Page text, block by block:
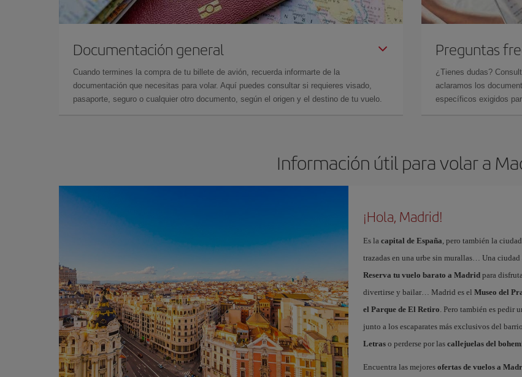
Documentación general
Cuando termines la compra de tu billete de avión, recuerda informarte de la
documentación que necesitas para volar. Aquí puedes consultar si requieres visado,
pasaporte, seguro o cualquier otro documento, según el origen y el destino de tu vuelo.
Preguntas
¿Tienes dudas?
aclaramos los
específicos exigidos
Información útil para volar a
¡Hola, Madrid!
Es la capital de España, pero también la
trazadas en una urbe sin murallas… Una
Reserva tu vuelo barato a Madridpara
divertirse y bailar… Madrid es el Museo del
el Parque de El Retiro. Pero también es pedir
junto a los escaparates más exclusivos del
Letraso perderse por las callejuelas del
Encuentra las mejores ofertas de vuelos a